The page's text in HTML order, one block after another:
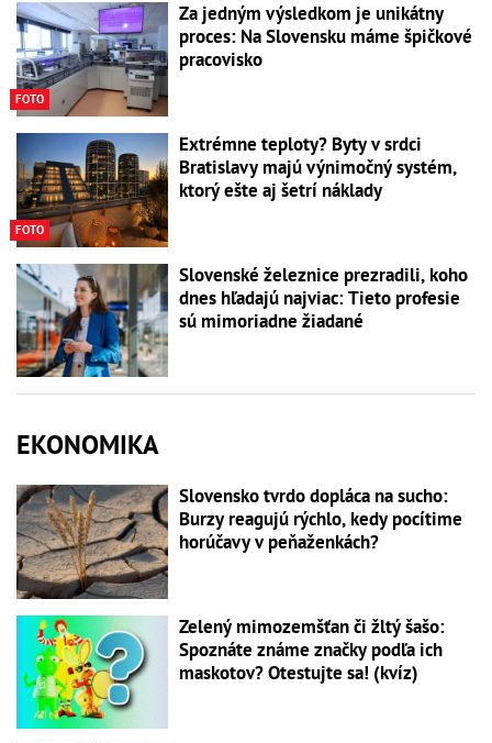
FOTO
Za jedným výsledkom je unikátny
proces: Na Slovensku máme špičkové
pracovisko
FOTO
Extrémne teploty? Byty v srdci
Bratislavy majú výnimočný systém,
ktorý ešte aj šetrí náklady
Slovenské železnice prezradili, koho
dnes hľadajú najviac: Tieto profesie
sú mimoriadne žiadané
EKONOMIKA
Slovensko tvrdo dopláca na sucho:
Burzy reagujú rýchlo, kedy pocítime
horúčavy v peňaženkách?
Zelený mimozemšťan či žltý šašo:
Spoznáte známe značky podľa ich
maskotov? Otestujte sa! (kvíz)